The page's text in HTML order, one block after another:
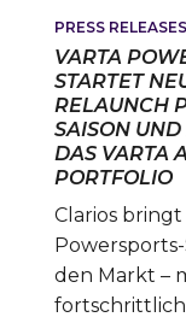
PRESS RELEASES
VARTA
STARTET
RELAUNCH
SAISON
DAS VARTA
PORTFOLIO
Clarios bringt
den Markt –